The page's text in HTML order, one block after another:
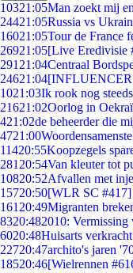
10321:05Man zoekt mij
24421:05Russia vs
16021:05Tour de France
26921:05[Live Eredivisie
291 21:04Centraal
24621:04
1021:03Ik rook nog steeds
21621:02Oorlog in
421:02de beheerder die
4721:00
11420:55Koopzegels
281 20:54Van kleuter tot
10820:52Afvallen met
15720:50[WLR SC #417]
161 20:49Migranten
8320:482010: Vermissing
6020:48Huisarts
22720:47archito's jaren
18520:46[Wielrennen